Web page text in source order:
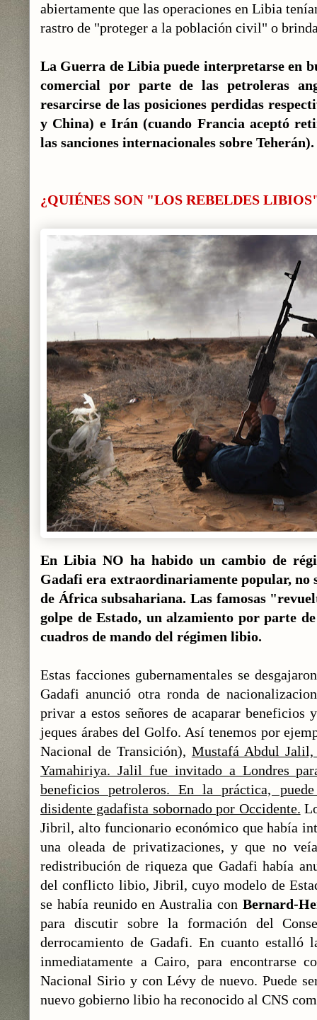
abiertamente que las operaciones en Libia
rastro de "proteger a la población civil" o
La Guerra de Libia puede interpretarse en
comercial por parte de las petroleras
resarcirse de las posiciones perdidas
y China) e Irán (cuando Francia aceptó
las sanciones internacionales sobre Teherán).
¿QUIÉNES SON "LOS REBELDES
En Libia NO ha habido un cambio de
Gadafi era extraordinariamente popular, no
de África subsahariana. Las famosas
golpe de Estado, un alzamiento por parte
cuadros de mando del régimen libio.
Estas facciones gubernamentales se
Gadafi anunció otra ronda de
privar a estos señores de acaparar
jeques árabes del Golfo. Así tenemos por
Nacional de Transición), Mustafá Abdul
Yamahiriya. Jalil fue invitado a Londres
beneficios petroleros. En la práctica,
disidente gadafista sobornado por Occidente.
Jibril, alto funcionario económico que había
una oleada de privatizaciones, y que no
redistribución de riqueza que Gadafi había
del conflicto libio, Jibril, cuyo modelo de
se había reunido en Australia con Bernard-
para discutir sobre la formación del
derrocamiento de Gadafi. En cuanto
inmediatamente a Cairo, para encontrarse
Nacional Sirio y con Lévy de nuevo. Puede
nuevo gobierno libio ha reconocido al CNS